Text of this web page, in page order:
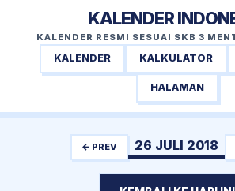
KALENDER
KALENDER RESMI SESUAI SKB 3
KALENDER KALKULATOR
HALAMAN
← PREV 26 JULI 2018